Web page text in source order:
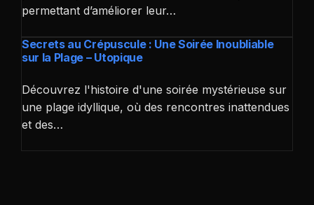
permettant d’améliorer leur…
Secrets au Crépuscule : Une Soirée Inoubliable
sur la Plage – Utopique
Découvrez l'histoire d'une soirée mystérieuse sur
une plage idyllique, où des rencontres inattendues
et des…